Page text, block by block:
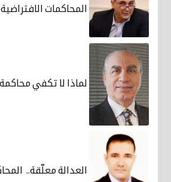
المحاكمات
لماذا لا تكفي
العدالة معلّقة..